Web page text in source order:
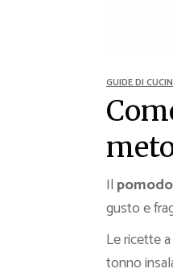
GUIDE DI
Il
gusto e
Le ricette
tonno